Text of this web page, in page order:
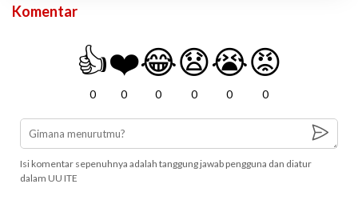
Komentar
👍
0
❤️
0
😂
0
😧
0
😭
0
😡
0
Isi komentar sepenuhnya adalah tanggung jawab pengguna dan diatur
dalam UU ITE